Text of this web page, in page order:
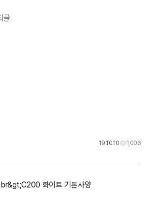
클
19.10.10 1,006
화이트 기본사양